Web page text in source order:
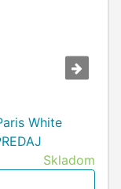
White
Skladom